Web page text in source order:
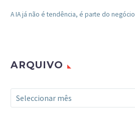
A IA já não é tendência, é parte do negócio
ARQUIVO
Arquivo
Seleccionar mês